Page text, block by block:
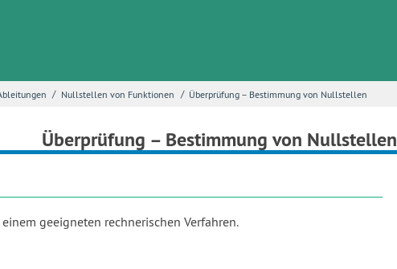
/ Nullstellen von Funktionen / Überprüfung – Bestimmung von Nullstellen
Überprüfung – Bestimmung von Nullstellen
geeigneten rechnerischen Verfahren.